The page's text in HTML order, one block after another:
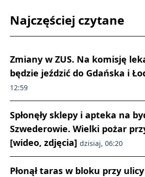
Najczęściej czytane
Zmiany w ZUS. Na komisję
będzie jeździć do Gdańska i
12:59
Spłonęły sklepy i apteka na
Szwederowie. Wielki pożar
[wideo, zdjęcia] dzisiaj, 06:20
Płonął taras w bloku przy